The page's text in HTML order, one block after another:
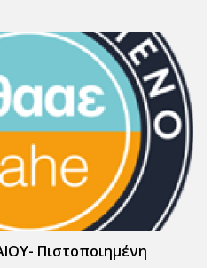
Πιστοποιημένη